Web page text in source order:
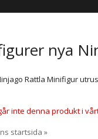
nya
Rattla Minifigur
inte denna produkt i
startsida »